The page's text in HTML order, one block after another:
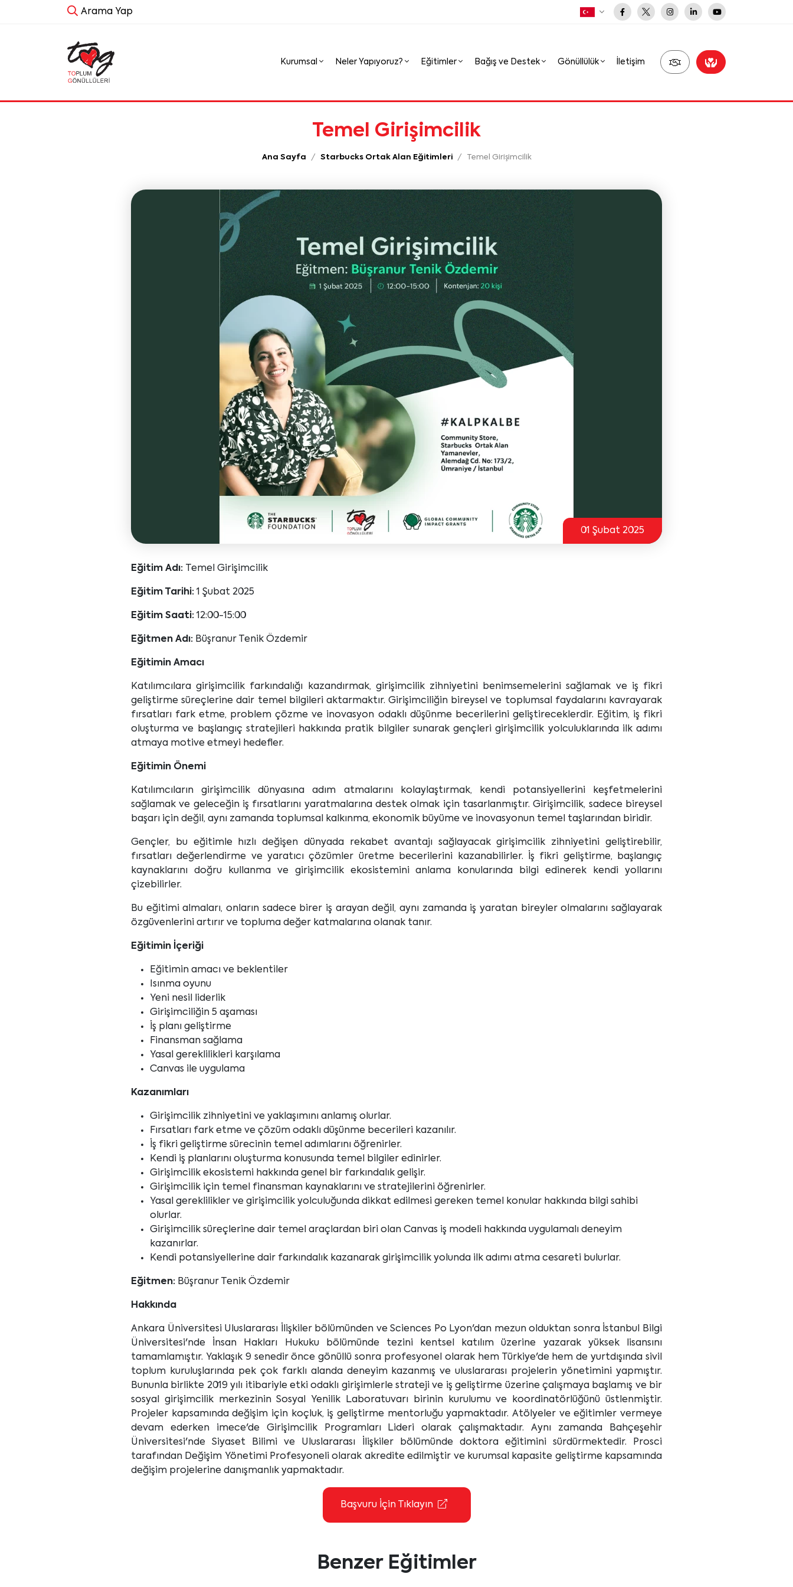
Arama Yap
Kurumsal Neler Yapıyoruz? Eğitimler Bağış ve Destek Gönüllülük İletişim
Temel Girişimcilik
Ana Sayfa Starbucks Ortak Alan Eğitimleri Temel Girişimcilik
01 Şubat 2025
Eğitim Adı: Temel Girişimcilik
Eğitim Tarihi: 1 Şubat 2025
Eğitim Saati: 12:00-15:00
Eğitmen Adı: Büşranur Tenik Özdemir
Eğitimin Amacı
Katılımcılara girişimcilik farkındalığı kazandırmak, girişimcilik zihniyetini benimsemelerini sağlamak ve iş fikri
geliştirme süreçlerine dair temel bilgileri aktarmaktır. Girişimciliğin bireysel ve toplumsal faydalarını kavrayarak
fırsatları fark etme, problem çözme ve inovasyon odaklı düşünme becerilerini geliştireceklerdir. Eğitim, iş fikri
oluşturma ve başlangıç stratejileri hakkında pratik bilgiler sunarak gençleri girişimcilik yolculuklarında ilk adımı
atmaya motive etmeyi hedefler.
Eğitimin Önemi
Katılımcıların girişimcilik dünyasına adım atmalarını kolaylaştırmak, kendi potansiyellerini keşfetmelerini
sağlamak ve geleceğin iş fırsatlarını yaratmalarına destek olmak için tasarlanmıştır. Girişimcilik, sadece bireysel
başarı için değil, aynı zamanda toplumsal kalkınma, ekonomik büyüme ve inovasyonun temel taşlarından biridir.
Gençler, bu eğitimle hızlı değişen dünyada rekabet avantajı sağlayacak girişimcilik zihniyetini geliştirebilir,
fırsatları değerlendirme ve yaratıcı çözümler üretme becerilerini kazanabilirler. İş fikri geliştirme, başlangıç
kaynaklarını doğru kullanma ve girişimcilik ekosistemini anlama konularında bilgi edinerek kendi yollarını
çizebilirler.
Bu eğitimi almaları, onların sadece birer iş arayan değil, aynı zamanda iş yaratan bireyler olmalarını sağlayarak
özgüvenlerini artırır ve topluma değer katmalarına olanak tanır.
Eğitimin İçeriği
Eğitimin amacı ve beklentiler
Isınma oyunu
Yeni nesil liderlik
Girişimciliğin 5 aşaması
İş planı geliştirme
Finansman sağlama
Yasal gereklilikleri karşılama
Canvas ile uygulama
Kazanımları
Girişimcilik zihniyetini ve yaklaşımını anlamış olurlar.
Fırsatları fark etme ve çözüm odaklı düşünme becerileri kazanılır.
İş fikri geliştirme sürecinin temel adımlarını öğrenirler.
Kendi iş planlarını oluşturma konusunda temel bilgiler edinirler.
Girişimcilik ekosistemi hakkında genel bir farkındalık gelişir.
Girişimcilik için temel finansman kaynaklarını ve stratejilerini öğrenirler.
Yasal gereklilikler ve girişimcilik yolculuğunda dikkat edilmesi gereken temel konular hakkında bilgi sahibi
olurlar.
Girişimcilik süreçlerine dair temel araçlardan biri olan Canvas iş modeli hakkında uygulamalı deneyim
kazanırlar.
Kendi potansiyellerine dair farkındalık kazanarak girişimcilik yolunda ilk adımı atma cesareti bulurlar.
Eğitmen: Büşranur Tenik Özdemir
Hakkında
Ankara Üniversitesi Uluslararası İlişkiler bölümünden ve Sciences Po Lyon'dan mezun olduktan sonra İstanbul Bilgi
Üniversitesi'nde İnsan Hakları Hukuku bölümünde tezini kentsel katılım üzerine yazarak yüksek lisansını
tamamlamıştır. Yaklaşık 9 senedir önce gönüllü sonra profesyonel olarak hem Türkiye'de hem de yurtdışında sivil
toplum kuruluşlarında pek çok farklı alanda deneyim kazanmış ve uluslararası projelerin yönetimini yapmıştır.
Bununla birlikte 2019 yılı itibariyle etki odaklı girişimlerle strateji ve iş geliştirme üzerine çalışmaya başlamış ve bir
sosyal girişimcilik merkezinin Sosyal Yenilik Laboratuvarı birinin kurulumu ve koordinatörlüğünü üstlenmiştir.
Projeler kapsamında değişim için koçluk, iş geliştirme mentorluğu yapmaktadır. Atölyeler ve eğitimler vermeye
devam ederken imece'de Girişimcilik Programları Lideri olarak çalışmaktadır. Aynı zamanda Bahçeşehir
Üniversitesi'nde Siyaset Bilimi ve Uluslararası İlişkiler bölümünde doktora eğitimini sürdürmektedir. Prosci
tarafından Değişim Yönetimi Profesyoneli olarak akredite edilmiştir ve kurumsal kapasite geliştirme kapsamında
değişim projelerine danışmanlık yapmaktadır.
Başvuru İçin Tıklayın
Benzer Eğitimler